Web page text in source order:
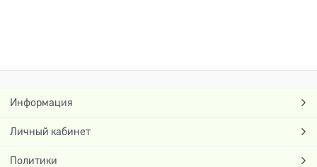
Информация
Личный кабинет
Политики